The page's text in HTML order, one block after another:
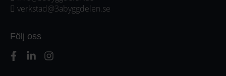
verkstad@3abyggdelen.se
Följ oss